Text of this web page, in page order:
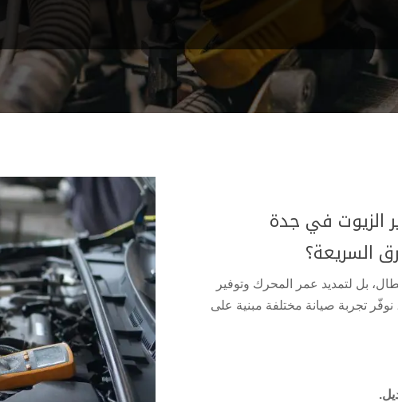
الزيوت في جدة
السريعة؟
بل لتمديد عمر المحرك وتوفير
تجربة صيانة مختلفة مبنية على